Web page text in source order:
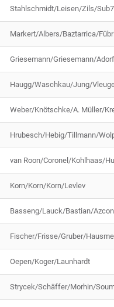
Stahlschmidt/Leisen/Zils/
Markert/Albers/Baztarrica/
Griesemann/Griesemann/
Haugg/Waschkau/Jung/
Weber/Knötschke/A. Müller/
Hrubesch/Hebig/Tillmann/
van Roon/Coronel/Kohlhaas/
Korn/Korn/Korn/Levlev
Basseng/Lauck/Bastian/
Fischer/Frisse/Gruber/
Oepen/Koger/Launhardt
Strycek/Schäffer/Morhin/